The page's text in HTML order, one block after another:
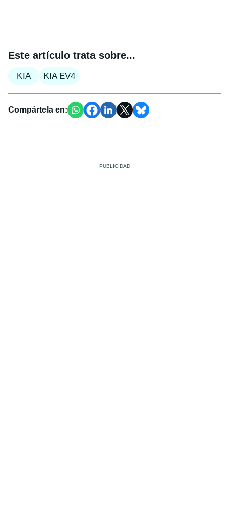
Este artículo trata sobre...
KIA KIA EV4
Compártela en: